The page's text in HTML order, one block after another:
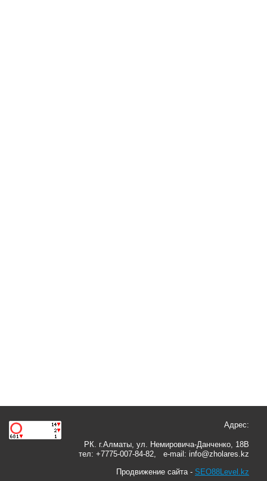
Адрес:
РК. г.Алматы, ул. Немировича-Данченко, 18В
тел: +7775-007-84-82, e-mail: info@zholares.kz
Продвижение сайта - SEO88Level.kz